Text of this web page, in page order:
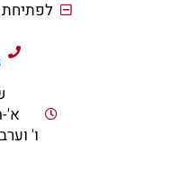
לפתיחת
א'-ה'-
ו' וערבי חג